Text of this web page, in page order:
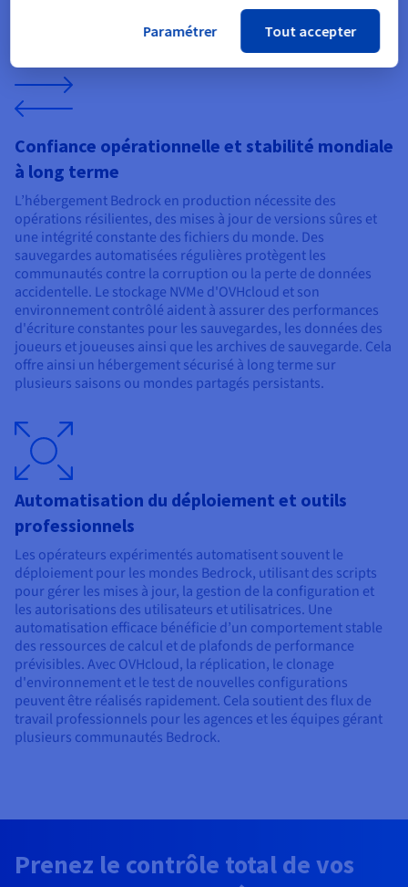
comportement ou routines d'IA ne dégradent pas la qualité de
simulation pour les joueurs et joueuses.
Confiance opérationnelle et stabilité mondiale
à long terme
L’hébergement Bedrock en production nécessite des
opérations résilientes, des mises à jour de versions sûres et
une intégrité constante des fichiers du monde. Des
sauvegardes automatisées régulières protègent les
communautés contre la corruption ou la perte de données
accidentelle. Le stockage NVMe d'OVHcloud et son
environnement contrôlé aident à assurer des performances
d'écriture constantes pour les sauvegardes, les données des
joueurs et joueuses ainsi que les archives de sauvegarde. Cela
offre ainsi un hébergement sécurisé à long terme sur
plusieurs saisons ou mondes partagés persistants.
Automatisation du déploiement et outils
professionnels
Les opérateurs expérimentés automatisent souvent le
déploiement pour les mondes Bedrock, utilisant des scripts
pour gérer les mises à jour, la gestion de la configuration et
les autorisations des utilisateurs et utilisatrices. Une
automatisation efficace bénéficie d’un comportement stable
des ressources de calcul et de plafonds de performance
prévisibles. Avec OVHcloud, la réplication, le clonage
d'environnement et le test de nouvelles configurations
peuvent être réalisés rapidement. Cela soutient des flux de
travail professionnels pour les agences et les équipes gérant
plusieurs communautés Bedrock.
Prenez le contrôle total de vos
Paramétrer Tout accepter